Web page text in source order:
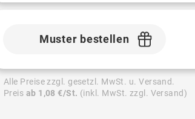
Muster bestellen
Alle Preise zzgl. gesetzl. MwSt. u. Versand.
Preis ab 1,08 €/St. (inkl. MwSt. zzgl. Versand)